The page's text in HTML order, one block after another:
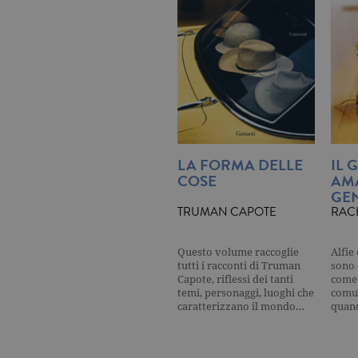
LA FORMA DELLE
COSE
TRUMAN CAPOTE
Questo volume raccoglie
tutti i racconti di Truman
Capote, riflessi dei tanti
temi, personaggi, luoghi che
caratterizzano il mondo…
IL
Alfie
_ga
CookieScriptConsent
.facebook.com
_fbp
oo
.facebook.com
sb
.facebook.com